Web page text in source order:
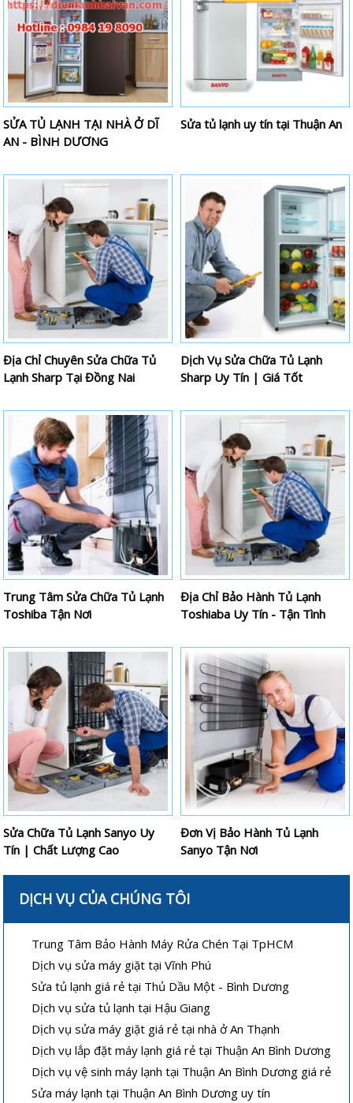
SỬA TỦ LẠNH TẠI NHÀ Ở DĨ
AN - BÌNH DƯƠNG
Sửa tủ lạnh uy tín tại Thuận An
Địa Chỉ Chuyên Sửa Chữa Tủ
Lạnh Sharp Tại Đồng Nai
Dịch Vụ Sửa Chữa Tủ Lạnh
Sharp Uy Tín | Giá Tốt
Trung Tâm Sửa Chữa Tủ Lạnh
Toshiba Tận Nơi
Địa Chỉ Bảo Hành Tủ Lạnh
Toshiaba Uy Tín - Tận Tình
Sửa Chữa Tủ Lạnh Sanyo Uy
Tín | Chất Lượng Cao
Đơn Vị Bảo Hành Tủ Lạnh
Sanyo Tận Nơi
DỊCH VỤ CỦA CHÚNG TÔI
Trung Tâm Bảo Hành Máy Rửa Chén Tại TpHCM
Dịch vụ sửa máy giặt tại Vĩnh Phú
Sửa tủ lạnh giá rẻ tại Thủ Dầu Một - Bình Dương
Dịch vụ sửa tủ lạnh tại Hậu Giang
Dịch vụ sửa máy giặt giá rẻ tại nhà ở An Thạnh
Dịch vụ lắp đặt máy lạnh giá rẻ tại Thuận An Bình Dương
Dịch vụ vệ sinh máy lạnh tại Thuận An Bình Dương giá rẻ
Sửa máy lạnh tại Thuận An Bình Dương uy tín